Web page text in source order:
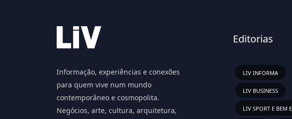
Informação, experiências e conexões
para quem vive num mundo
contemporâneo e cosmopolita.
Negócios, arte, cultura, arquitetura,
Editorias
LIV INFORMA
LIV BUSINESS
LIV SPORT E BEM